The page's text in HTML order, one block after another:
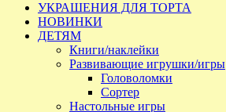
УКРАШЕНИЯ ДЛЯ ТОРТА
НОВИНКИ
ДЕТЯМ
Книги/наклейки
Развивающие игрушки/игры
Головоломки
Сортер
Настольные игры